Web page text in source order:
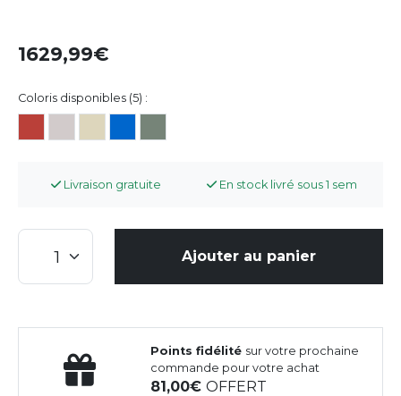
1629,99
Coloris disponibles (5) :
Livraison gratuite En stock livré sous 1 sem
Ajouter au panier
Points fidélité sur votre prochaine
commande pour votre achat
81,00OFFERT